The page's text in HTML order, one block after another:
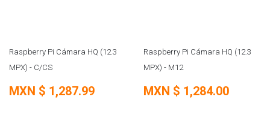
Raspberry Pi Cámara HQ (12.3
MPX) - C/CS
MXN $ 1,287.99
SOBRE PEDIDO
Raspberry Pi Cámara HQ (12.3
MPX) - M12
MXN $ 1,284.00